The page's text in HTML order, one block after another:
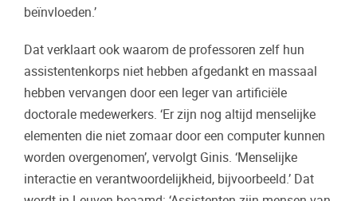
beïnvloeden.’
Dat verklaart ook waarom de professoren zelf hun
assistentenkorps niet hebben afgedankt en massaal
hebben vervangen door een leger van artificiële
doctorale medewerkers. ‘Er zijn nog altijd menselijke
elementen die niet zomaar door een computer kunnen
worden overgenomen’, vervolgt Ginis. ‘Menselijke
interactie en verantwoordelijkheid, bijvoorbeeld.’ Dat